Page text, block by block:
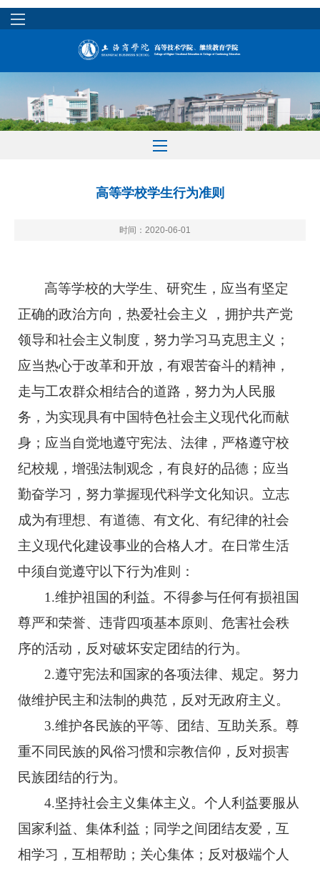
高等学校学生行为准则
时间：2020-06-01
高等学校的大学生、研究生，应当有坚定
正确的政治方向，热爱社会主义 ，拥护共产党
领导和社会主义制度，努力学习马克思主义；
应当热心于改革和开放，有艰苦奋斗的精神，
走与工农群众相结合的道路，努力为人民服
务，为实现具有中国特色社会主义现代化而献
身；应当自觉地遵守宪法、法律，严格遵守校
纪校规，增强法制观念，有良好的品德；应当
勤奋学习，努力掌握现代科学文化知识。立志
成为有理想、有道德、有文化、有纪律的社会
主义现代化建设事业的合格人才。在日常生活
中须自觉遵守以下行为准则：
1.维护祖国的利益。不得参与任何有损祖国
尊严和荣誉、违背四项基本原则、危害社会秩
序的活动，反对破坏安定团结的行为。
2.遵守宪法和国家的各项法律、规定。努力
做维护民主和法制的典范，反对无政府主义。
3.维护各民族的平等、团结、互助关系。尊
重不同民族的风俗习惯和宗教信仰，反对损害
民族团结的行为。
4.坚持社会主义集体主义。个人利益要服从
国家利益、集体利益；同学之间团结友爱，互
相学习，互相帮助；关心集体；反对极端个人